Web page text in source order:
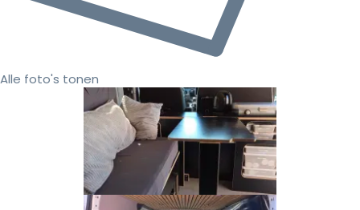
Alle foto's tonen